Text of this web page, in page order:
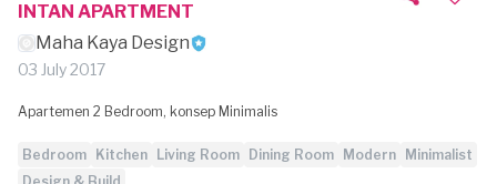
INTAN APARTMENT
Maha Kaya Design
03 July 2017
Apartemen 2 Bedroom, konsep Minimalis
Bedroom Kitchen Living Room Dining Room Modern
Minimalist